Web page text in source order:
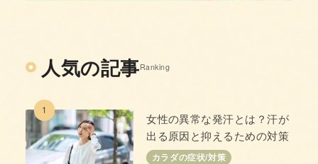
人気の記事Ranking
1
女性の異常な発汗とは？汗が
出る原因と抑えるための対策
カラダの症状/対策